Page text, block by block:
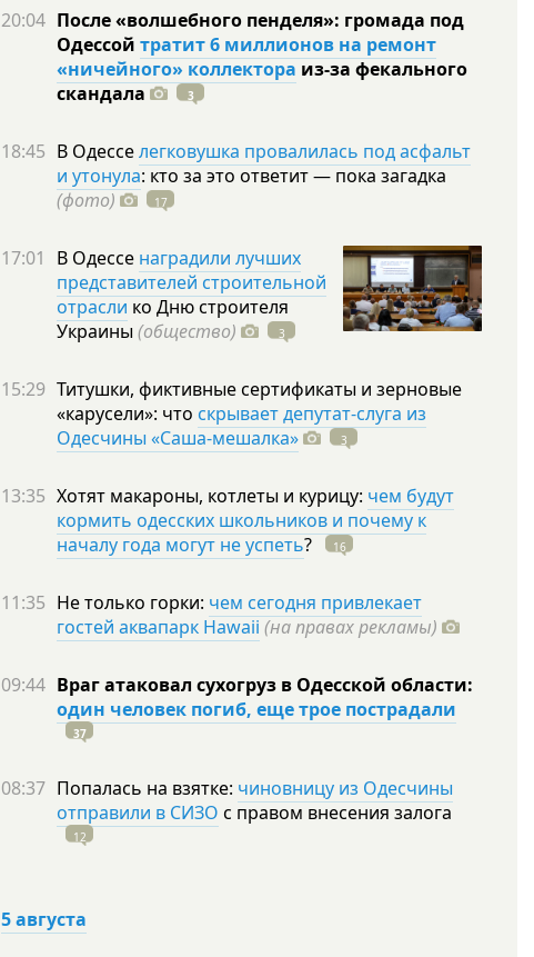
20:04 После «волшебного пенделя»: громада под
Одессой тратит 6 миллионов на ремонт
«ничейного» коллектора из-за фекального
скандала
3
18:45 В Одесселегковушка провалилась под асфальт
и утонула: кто за это ответит — пока загадка
(фото)
17
17:01 В Одессе наградили лучших
представителей строительной
отрасли ко Дню строителя
Украины (общество) 3
15:29 Титушки, фиктивные сертификаты и зерновые
«карусели»: что скрывает депутат-слуга из
Одесчины «Саша-мешалка»
3
13:35 Хотят макароны, котлеты и курицу: чем будут
кормить одесских школьников и почему к
началу года могут не успеть? 16
11:35 Не только горки: чем сегодня привлекает
гостей аквапарк Hawaii (на правах рекламы)
09:44 Враг атаковал сухогруз в Одесской области:
один человек погиб, еще трое пострадали
37
08:37 Попалась на взятке: чиновницу из Одесчины
отправили в СИЗО с правом внесения залога
12
5 августа